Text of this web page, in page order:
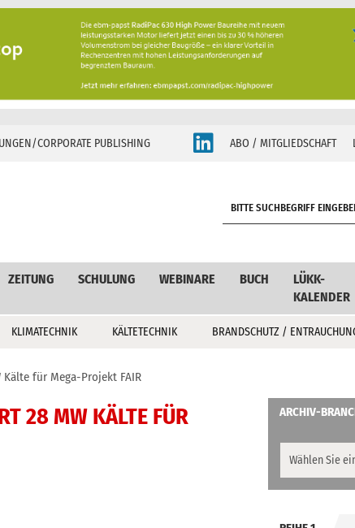
CORPORATE PUBLISHING ABO / MITGLIEDSCHAFT
ZEITUNG SCHULUNG WEBINARE BUCH
LÜKK-
KALENDER
KLIMATECHNIK KÄLTETECHNIK BRANDSCHUTZ /
Kälte für Mega-Projekt FAIR
28 MW KÄLTE FÜR
ARCHIV-